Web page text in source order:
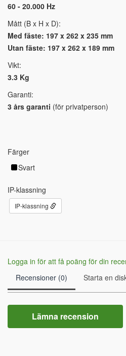
60 - 20.000 Hz
Mått (B x H x D):
Med fäste: 197 x 262 x 235 mm
Utan fäste: 197 x 262 x 189 mm
Vikt:
3.3 Kg
Garanti:
3 års garanti (för privatperson)
Färger
Svart
IP-klassning
IP-klassning
Logga in för att få poäng för din
Recensioner (0)
Starta en
Lämna recension